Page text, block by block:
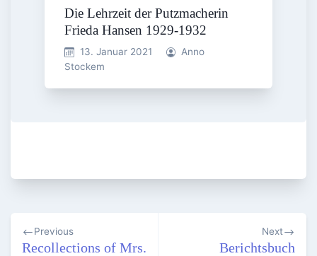
Die Lehrzeit der Putzmacherin
Frieda Hansen 1929-1932
13. Januar 2021
Anno
Stockem
Previous
Recollections of Mrs.
Next
Berichtsbuch